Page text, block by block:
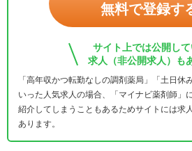
無料で登録す
サイト上では公開し
求人（非公開求人）も
「高年収かつ転勤なしの調剤薬局」「土日休
いった人気求人の場合、「マイナビ薬剤師」
紹介してしまうこともあるためサイトには求
あります。